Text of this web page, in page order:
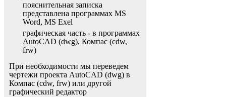
пояснительная записка
представлена программах MS
Word, MS Exel
графическая часть - в программах
AutoCAD (dwg), Компас (cdw,
frw)
При необходимости мы переведем
чертежи проекта AutoCAD (dwg) в
Компас (cdw, frw) или другой
графический редактор